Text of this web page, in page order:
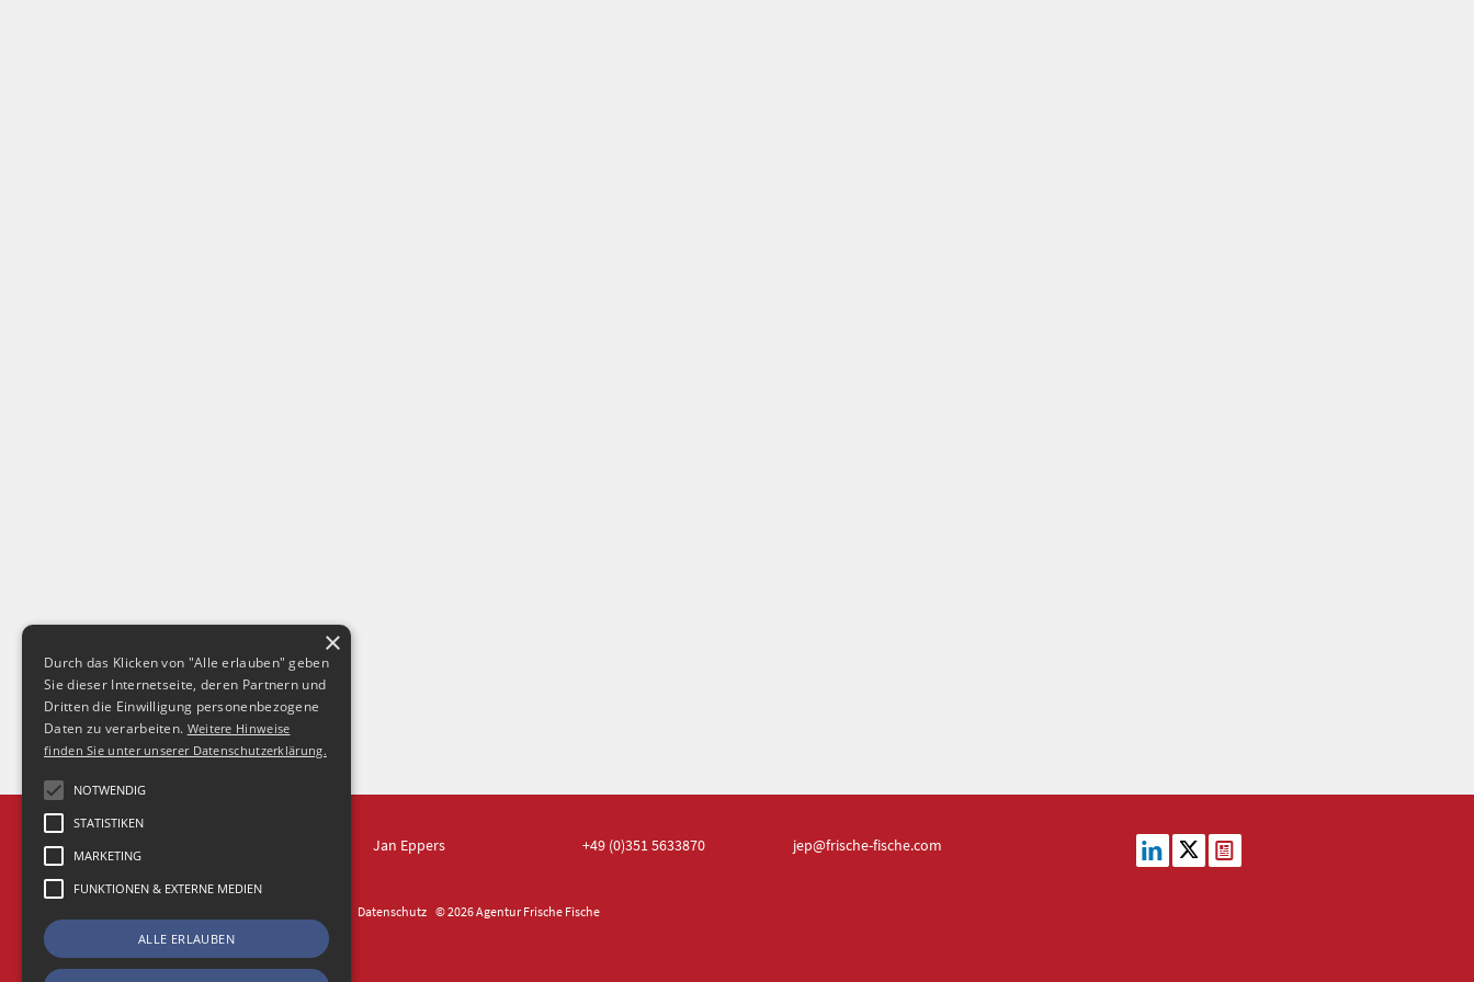
Jan Eppers +49 (0)3515633870 jep@frische-fische.com
Datenschutz © 2026 Agentur Frische Fische
×
Durch das Klicken von "Alle erlauben" geben
Sie dieser Internetseite, deren Partnern und
Dritten die Einwilligung personenbezogene
Daten zu verarbeiten. Weitere Hinweise
finden Sie unter unserer Datenschutzerklärung.
NOTWENDIG
STATISTIKEN
MARKETING
FUNKTIONEN & EXTERNE MEDIEN
ALLE ERLAUBEN